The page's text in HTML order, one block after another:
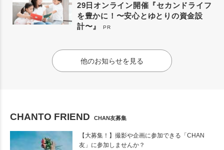
29日オンライン開催『セカンドライフ
を豊かに！〜安心とゆとりの資金設
計〜』
PR
他のお知らせを見る
CHANTO FRIEND CHAN友募集
【大募集！】撮影や企画に参加できる「CHAN
友」に参加しませんか？